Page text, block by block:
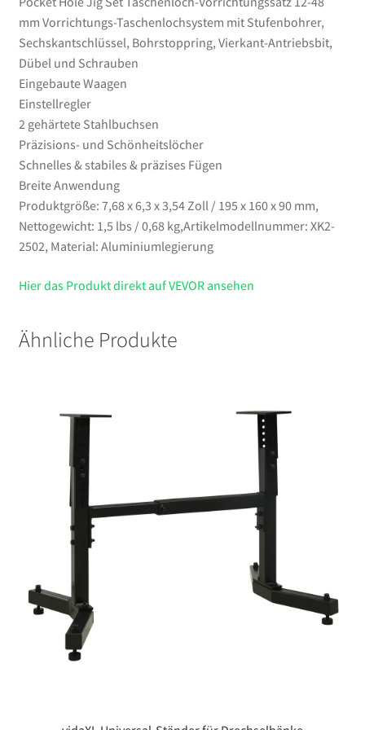
Menge
mm Vorrichtungs-Taschenlochsystem mit Stufenbohrer,
Sechskantschlüssel, Bohrstoppring, Vierkant-Antriebsbit,
Dübel und Schrauben
Eingebaute Waagen
Einstellregler
2 gehärtete Stahlbuchsen
Präzisions- und Schönheitslöcher
Schnelles & stabiles & präzises Fügen
Breite Anwendung
Produktgröße: 7,68 x 6,3 x 3,54 Zoll / 195 x 160 x 90 mm,
Nettogewicht: 1,5 lbs / 0,68 kg,Artikelmodellnummer: XK2-
2502, Material: Aluminiumlegierung
Hier das Produkt direkt auf VEVOR ansehen
Ähnliche Produkte